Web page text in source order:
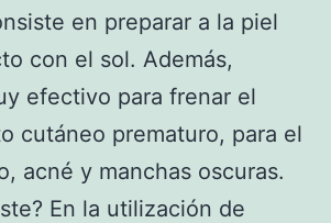
en preparar a la piel
con el sol. Además,
efectivo para frenar el
cutáneo prematuro, para el
acné y manchas oscuras.
En la utilización de